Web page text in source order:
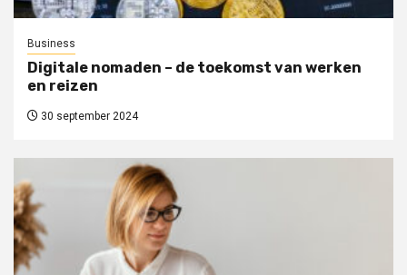
Business
Digitale nomaden – de toekomst van werken
en reizen
30 september 2024